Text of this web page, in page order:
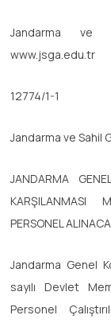
Jandarma ve
www.jsga.edu.tr
12774/1-1
Jandarma ve Sahil
JANDARMA
KARŞILANMASI
PERSONEL
Jandarma Genel
sayılı Devlet
Personel